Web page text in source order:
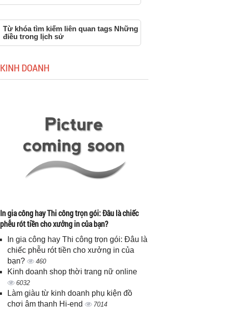
Từ khóa tìm kiếm liên quan tags Những
điều trong lịch sử
KINH DOANH
In gia công hay Thi công trọn gói: Đâu là chiếc
phễu rót tiền cho xưởng in của bạn?
In gia công hay Thi công trọn gói: Đâu là
chiếc phễu rót tiền cho xưởng in của
bạn?
460
Kinh doanh shop thời trang nữ online
6032
Làm giàu từ kinh doanh phụ kiện đồ
chơi âm thanh Hi-end
7014